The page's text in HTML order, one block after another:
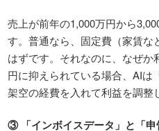
売上が前年の1,000万円から
す。普通なら、固定費（家賃な
はずです。それなのに、なぜ
円に抑えられている場合、AIは
架空の経費を入れて利益を調整
③ 「インボイスデータ」と「